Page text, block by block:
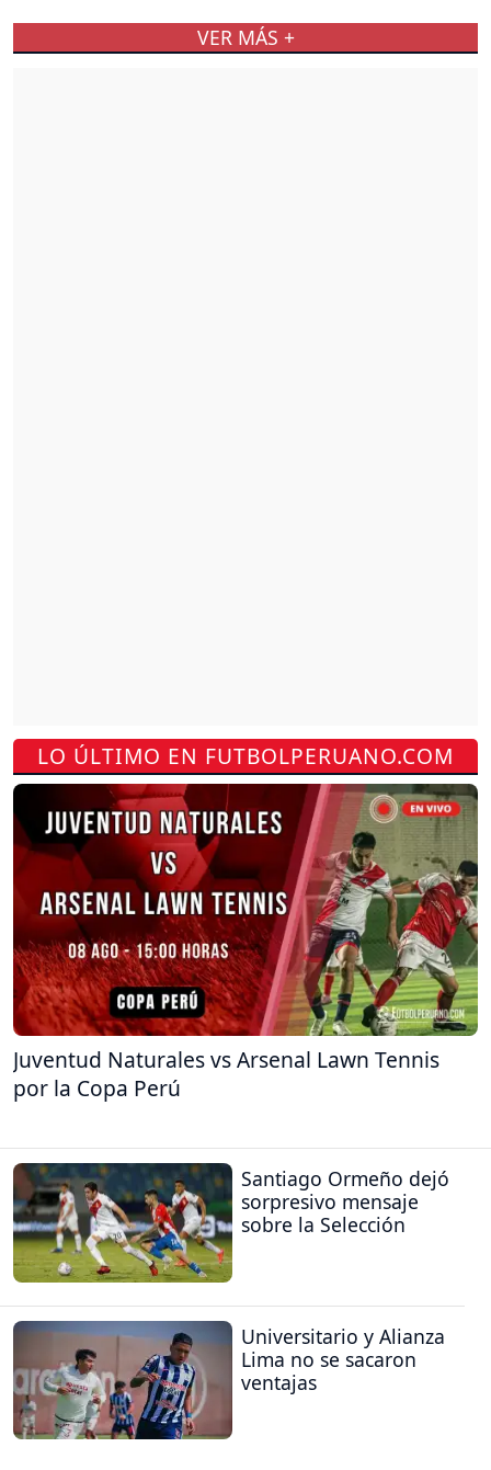
LO ÚLTIMO EN FUTBOLPERUANO.COM
Juventud Naturales vs Arsenal Lawn Tennis
por la Copa Perú
Santiago Ormeño dejó
sorpresivo mensaje
sobre la Selección
Universitario y Alianza
Lima no se sacaron
ventajas
VER MÁS +